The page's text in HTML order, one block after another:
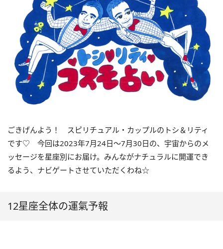
ごきげんよう！ スピリチュアル・カップルのトシ＆リティ
です♡ 今回は2023年7月24日〜7月30日の、宇宙からのメ
ッセージを星座別にお届け。みんながナチュラルに開運でき
るよう、ナビゲートさせていただくわね☆
12星座全体の運氣予報